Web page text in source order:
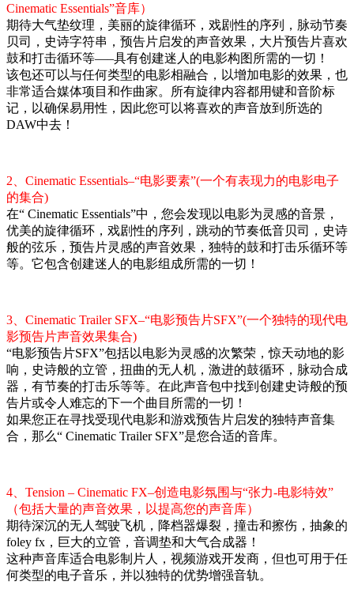
Cinematic Essentials”音库）
期待大气垫纹理，美丽的旋律循环，戏剧性的序列，脉动节奏
贝司，史诗字符串，预告片启发的声音效果，大片预告片喜欢
鼓和打击循环等—–具有创建迷人的电影构图所需的一切！
该包还可以与任何类型的电影相融合，以增加电影的效果，也
非常适合媒体项目和作曲家。所有旋律内容都用键和音阶标
记，以确保易用性，因此您可以将喜欢的声音放到所选的
DAW中去！
2、Cinematic Essentials–“电影要素”(一个有表现力的电影电子
的集合)
在“ Cinematic Essentials”中，您会发现以电影为灵感的音景，
优美的旋律循环，戏剧性的序列，跳动的节奏低音贝司，史诗
般的弦乐，预告片灵感的声音效果，独特的鼓和打击乐循环等
等。它包含创建迷人的电影组成所需的一切！
3、Cinematic Trailer SFX–“电影预告片SFX”(一个独特的现代电
影预告片声音效果集合)
“电影预告片SFX”包括以电影为灵感的次繁荣，惊天动地的影
响，史诗般的立管，扭曲的无人机，激进的鼓循环，脉动合成
器，有节奏的打击乐等等。在此声音包中找到创建史诗般的预
告片或令人难忘的下一个曲目所需的一切！
如果您正在寻找受现代电影和游戏预告片启发的独特声音集
合，那么“ Cinematic Trailer SFX”是您合适的音库。
4、Tension – Cinematic FX–创造电影氛围与“张力-电影特效”
（包括大量的声音效果，以提高您的声音库）
期待深沉的无人驾驶飞机，降档器爆裂，撞击和擦伤，抽象的
foley fx，巨大的立管，音调垫和大气合成器！
这种声音库适合电影制片人，视频游戏开发商，但也可用于任
何类型的电子音乐，并以独特的优势增强音轨。